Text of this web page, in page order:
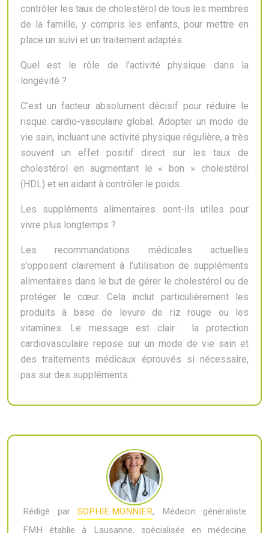
contrôler les taux de cholestérol de tous les membres
de la famille, y compris les enfants, pour mettre en
place un suivi et un traitement adaptés.
Quel est le rôle de l’activité physique dans la
longévité ?
C’est un facteur absolument décisif pour réduire le
risque cardio-vasculaire global. Adopter un mode de
vie sain, incluant une activité physique régulière, a très
souvent un effet positif direct sur les taux de
cholestérol en augmentant le « bon » cholestérol
(HDL) et en aidant à contrôler le poids.
Les suppléments alimentaires sont-ils utiles pour
vivre plus longtemps ?
Les recommandations médicales actuelles
s’opposent clairement à l’utilisation de suppléments
alimentaires dans le but de gérer le cholestérol ou de
protéger le cœur. Cela inclut particulièrement les
produits à base de levure de riz rouge ou les
vitamines. Le message est clair : la protection
cardiovasculaire repose sur un mode de vie sain et
des traitements médicaux éprouvés si nécessaire,
pas sur des suppléments.
Rédigé par SOPHIE MONNIER, Médecin généraliste
FMH établie à Lausanne, spécialisée en médecine